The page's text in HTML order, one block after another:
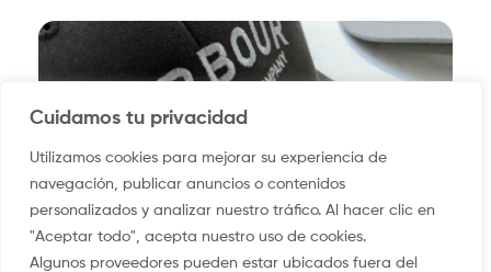
Cuidamos tu privacidad
Utilizamos cookies para mejorar su experiencia de
navegación, publicar anuncios o contenidos
personalizados y analizar nuestro tráfico. Al hacer clic en
"Aceptar todo", acepta nuestro uso de cookies.
Algunos proveedores pueden estar ubicados fuera del
Revisión de localidad, año y funciones
Comprobad cuidadosamente la localidad, el año, las
funciones, los acentos y la colocación en la vista previa.
Produciremos el diseño confirmado en el pedido.